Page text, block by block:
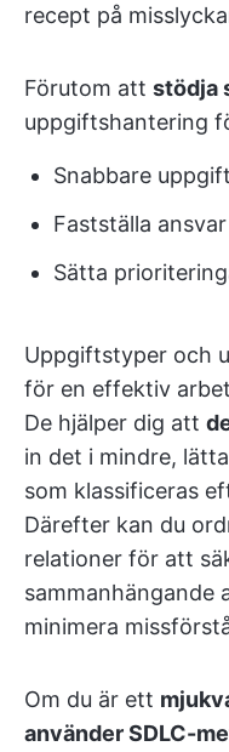
recept på
Förutom att stödja
uppgiftshantering
Snabbare
Fastställa ansvar
Sätta
Uppgiftstyper och
för en effektiv
De hjälper dig att
in det i mindre,
som klassificeras
Därefter kan du
relationer för att
sammanhängande
minimera
Om du är ett
använder SDLC-